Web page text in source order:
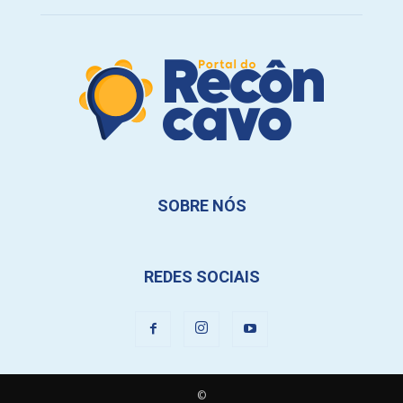
SOBRE NÓS
REDES SOCIAIS
©